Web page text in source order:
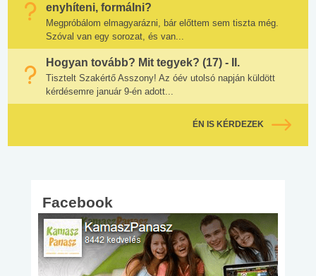
enyhíteni, formálni?
Megpróbálom elmagyarázni, bár előttem sem tiszta még.
Szóval van egy sorozat, és van...
Hogyan tovább? Mit tegyek? (17) - II.
Tisztelt Szakértő Asszony! Az óév utolsó napján küldött
kérdésemre január 9-én adott...
ÉN IS KÉRDEZEK
Facebook